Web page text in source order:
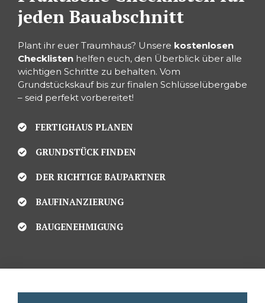
jeden Bauabschnitt
Plant ihr euer Traumhaus? Unsere kostenlosen
Checklisten helfen euch, den Überblick über alle
wichtigen Schritte zu behalten. Vom
Grundstückskauf bis zur finalen Schlüsselübergabe
– seid perfekt vorbereitet!
FERTIGHAUS PLANEN
GRUNDSTÜCK FINDEN
DER RICHTIGE BAUPARTNER
BAUFINANZIERUNG
BAUGENEHMIGUNG